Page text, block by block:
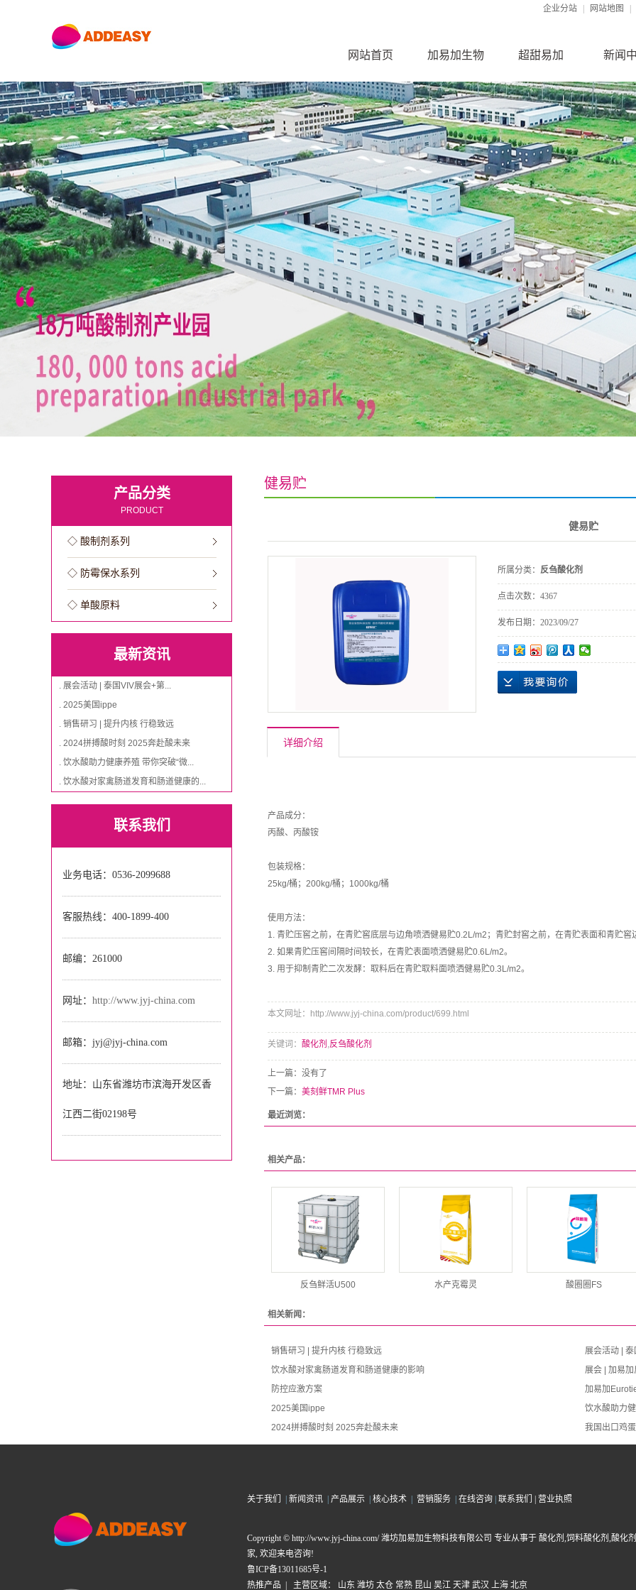
企业分站 网站地图
网站首页 加易加生物 超甜易加 新闻
产品分类
PRODUCT
◇ 酸制剂系列
◇ 防霉保水系列
◇ 单酸原料
最新资讯
. 展会活动 | 泰国VIV展会+第...
. 2025美国ippe
. 销售研习 | 提升内核 行稳致远
. 2024拼搏酸时刻 2025奔赴酸未来
. 饮水酸助力健康养殖 带你突破“微...
. 饮水酸对家禽肠道发育和肠道健康的...
联系我们
业务电话：0536-2099688
客服热线： 400-1899-400
邮编：261000
网址： http://www.jyj-china.com
邮箱：jyj@jyj-china.com
地址：山东省潍坊市滨海开发区香
江西二街02198号
健易贮
健易贮
所属分类： 反刍酸化剂
点击次数： 4367
发布日期： 2023/09/27
详细介绍
产品成分：
丙酸、丙酸铵
包装规格：
25kg/桶；200kg/桶；1000kg/桶
使用方法：
1. 青贮压窖之前，在青贮窖底层与边角喷洒健易贮0.2L/m2；青贮封窖之前，在青贮表面和青贮窖
2. 如果青贮压窖间隔时间较长，在青贮表面喷洒健易贮0.6L/m2。
3. 用于抑制青贮二次发酵：取料后在青贮取料面喷洒健易贮0.3L/m2。
本文网址：http://www.jyj-china.com/product/699.html
关键词： 酸化剂 ,反刍酸化剂
上一篇：没有了
下一篇： 美刻鲜TMR Plus
最近浏览：
相关产品：
反刍鲜活U500 水产克霉灵 酸圈圈FS
相关新闻：
销售研习 | 提升内核 行稳致远
展会活动 |
饮水酸对家禽肠道发育和肠道健康的影响
展会 | 加易
防控应激方案
加易加
2025美国ippe
饮水酸助力
2024拼搏酸时刻 2025奔赴酸未来
我国出口鸡
关于我们 新闻资讯 产品展示 核心技术 营销服务 在线咨询 联系我们 | 营业执照
Copyright © http://www.jyj-china.com/ 潍坊加易加生物科技有限公司 专业从事于 酸化剂 ,饲料酸化剂 ,酸化
家, 欢迎来电咨询!
鲁ICP备13011685号-1
热推产品 | 主营区域： 山东 潍坊 太仓 常熟 昆山 吴江 天津 武汉 上海 北京